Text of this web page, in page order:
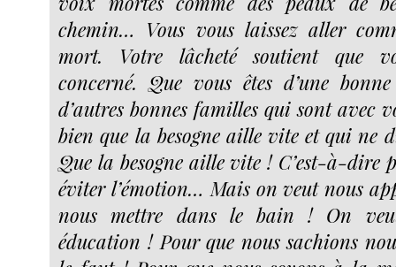
chemin… Vous vous laissez aller
mort. Votre lâcheté soutient que
concerné. Que vous êtes d’une
d’autres bonnes familles qui sont avec
bien que la besogne aille vite et qui ne
Que la besogne aille vite ! C’est-à-dire
éviter l’émotion… Mais on veut nous
nous mettre dans le bain ! On
éducation ! Pour que nous sachions